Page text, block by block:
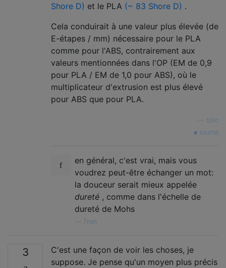
Shore D) et le PLA (~ 83 Shore D) .
Cela conduirait à une valeur plus élevée (de
E-étapes / mm) nécessaire pour le PLA
comme pour l'ABS, contrairement aux
valeurs mentionnées dans l'OP (EM de 0,9
pour PLA / EM de 1,0 pour ABS), où le
multiplicateur d'extrusion est plus élevé
pour ABS que pour PLA.
tollo
source
en général, c'est vrai, mais vous
voudrez peut-être échanger un mot:
la douceur serait mieux appelée
dureté , comme dans l'échelle de
dureté de Mohs
Trish
3
C'est une façon de voir les choses, je
suppose. Je pense qu'un moyen plus précis